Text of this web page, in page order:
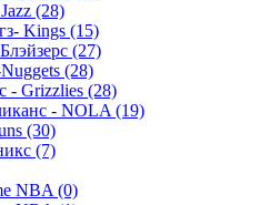
(28)
Kings (15)
(27)
(28)
- Grizzlies (28)
- NOLA (19)
(30)
(7)
NBA (0)